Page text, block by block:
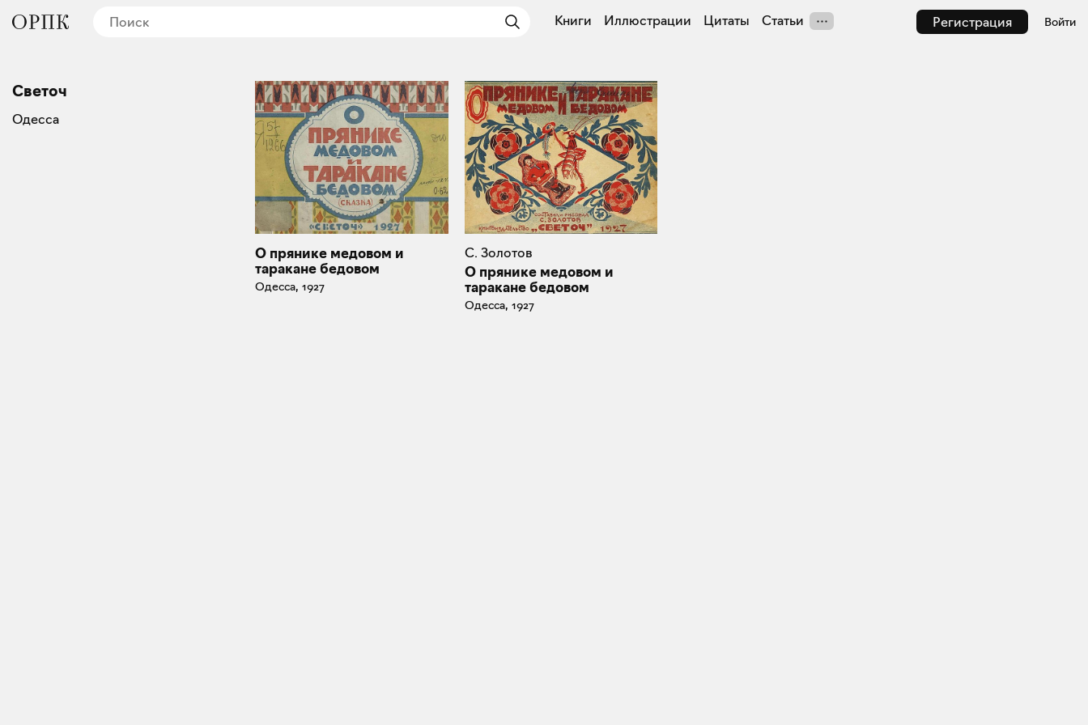
Регистрация Войти
Книги Иллюстрации Цитаты Статьи
Светоч
Одесса
О прянике медовом и
таракане бедовом
Одесса, 1927
С. Золотов
О прянике медовом и
таракане бедовом
Одесса, 1927